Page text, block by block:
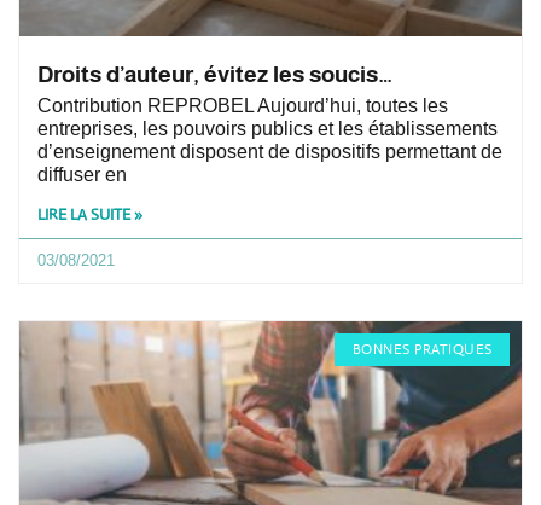
Droits d’auteur, évitez les soucis…
Contribution REPROBEL Aujourd’hui, toutes les
entreprises, les pouvoirs publics et les établissements
d’enseignement disposent de dispositifs permettant de
diffuser en
LIRE LA SUITE »
03/08/2021
BONNES PRATIQUES